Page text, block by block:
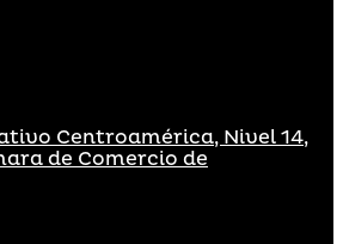
Centroamérica, Nivel 14,
de Comercio de